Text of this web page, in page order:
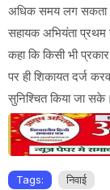
अधिक समय लग सकता
सहायक अभियंता
कहा कि किसी भी
पर ही शिकायत दर्ज
सुनिश्चित किया जा सके।
Tags: निवाई